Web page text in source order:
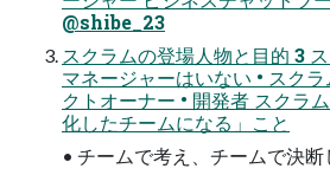
@shibe_23
スクラムの登場人物と目的 3
マネージャーはいない • スク
クトオーナー • 開発者 スクラ
化したチームになる」こと
• チームで考え、チームで決